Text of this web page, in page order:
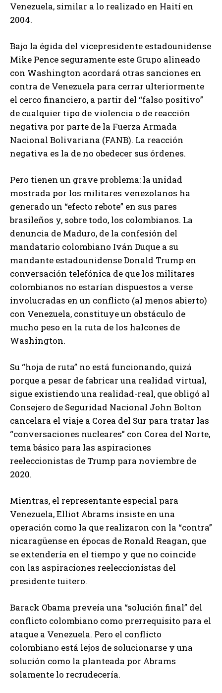
Venezuela, similar a lo realizado en Haití en
2004.
Bajo la égida del vicepresidente estadounidense
Mike Pence seguramente este Grupo alineado
con Washington acordará otras sanciones en
contra de Venezuela para cerrar ulteriormente
el cerco financiero, a partir del “falso positivo”
de cualquier tipo de violencia o de reacción
negativa por parte de la Fuerza Armada
Nacional Bolivariana (FANB). La reacción
negativa es la de no obedecer sus órdenes.
Pero tienen un grave problema: la unidad
mostrada por los militares venezolanos ha
generado un “efecto rebote” en sus pares
brasileños y, sobre todo, los colombianos. La
denuncia de Maduro, de la confesión del
mandatario colombiano Iván Duque a su
mandante estadounidense Donald Trump en
conversación telefónica de que los militares
colombianos no estarían dispuestos a verse
involucradas en un conflicto (al menos abierto)
con Venezuela, constituye un obstáculo de
mucho peso en la ruta de los halcones de
Washington.
Su “hoja de ruta” no está funcionando, quizá
porque a pesar de fabricar una realidad virtual,
sigue existiendo una realidad-real, que obligó al
Consejero de Seguridad Nacional John Bolton
cancelara el viaje a Corea del Sur para tratar las
“conversaciones nucleares” con Corea del Norte,
tema básico para las aspiraciones
reeleccionistas de Trump para noviembre de
2020.
Mientras, el representante especial para
Venezuela, Elliot Abrams insiste en una
operación como la que realizaron con la “contra”
nicaragüense en épocas de Ronald Reagan, que
se extendería en el tiempo y que no coincide
con las aspiraciones reeleccionistas del
presidente tuitero.
Barack Obama preveía una “solución final” del
conflicto colombiano como prerrequisito para el
ataque a Venezuela. Pero el conflicto
colombiano está lejos de solucionarse y una
solución como la planteada por Abrams
solamente lo recrudecería.